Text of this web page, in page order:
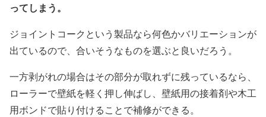
ってしまう。
ジョイントコークという製品なら何色かバリエーションが
出ているので、合いそうなものを選ぶと良いだろう。
一方剥がれの場合はその部分が取れずに残っているなら、
ローラーで壁紙を軽く押し伸ばし、壁紙用の接着剤や木工
用ボンドで貼り付けることで補修ができる。